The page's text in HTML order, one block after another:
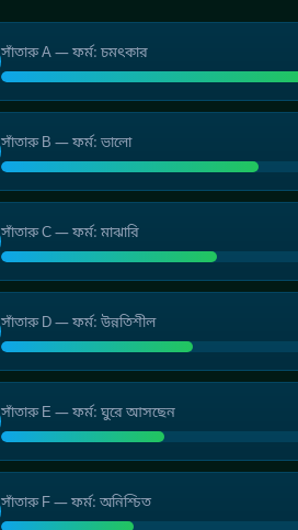
সাঁতারু A — ফর্ম: চমৎকার
সাঁতারু B — ফর্ম: ভালো
সাঁতারু C — ফর্ম: মাঝারি
সাঁতারু D — ফর্ম: উন্নতিশীল
সাঁতারু E — ফর্ম: ঘুরে আসছেন
সাঁতারু F — ফর্ম: অনিশ্চিত